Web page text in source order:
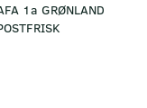
1a GRØNLAND